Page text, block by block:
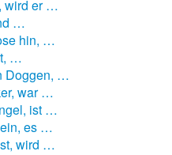
Suche
wird er …
…
hin, …
…
Doggen, …
war …
ist …
es …
wird …